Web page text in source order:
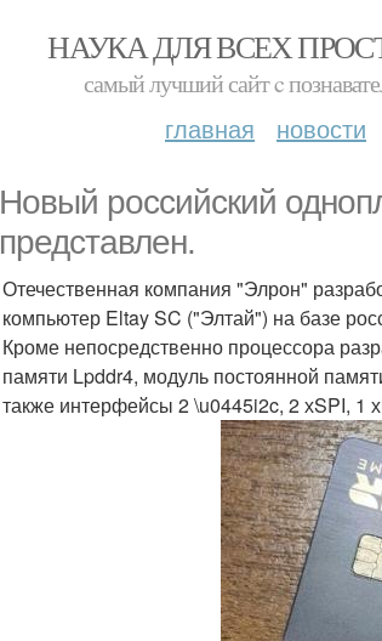
НАУКА ДЛЯ ВСЕХ
самый лучший сайт c
главная новости
Новый российский
представлен.
Отечественная компания "Элрон"
компьютер Eltay SC ("Элтай") на базе
Кроме непосредственно процессора
памяти Lpddr4, модуль постоянной
также интерфейсы 2 \u0445i2c, 2 хSPI, 1